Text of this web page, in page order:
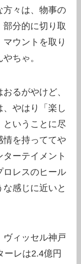
方々は、物事の
部分的に切り取
ウントを取り
ちゃ。
るがやけど、
やはり「楽し
ということに尽
情を持っててや
ーテイメント
ロレスのヒール
感じに近いと
ィッセル神戸
ーレは2.4億円